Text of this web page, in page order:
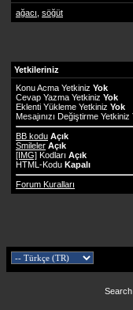
ağacı söğüt
Yetkileriniz
Konu Acma Yetkiniz Yok
Cevap Yazma Yetkiniz Yok
Eklenti Yükleme Yetkiniz Yok
Mesajınızı Değiştirme Yetkiniz
BB kodu Açık
Smileler Açık
[IMG] Kodları Açık
HTML-Kodu Kapalı
Forum Kuralları